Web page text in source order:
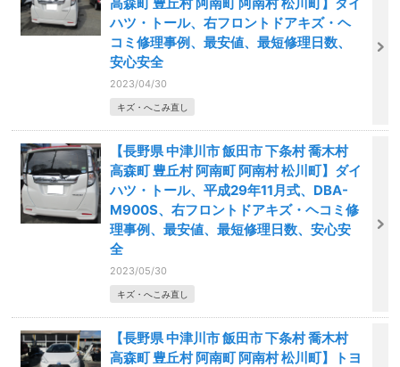
ハツ・トール、右フロントドアキズ・ヘ
コミ修理事例、最安値、最短修理日数、
安心安全
2023/04/30
キズ・へこみ直し
【長野県 中津川市 飯田市 下条村 喬木村
高森町 豊丘村 阿南町 阿南村 松川町】ダイ
ハツ・トール、平成29年11月式、DBA-
M900S、右フロントドアキズ・ヘコミ修
理事例、最安値、最短修理日数、安心安
全
2023/05/30
キズ・へこみ直し
【長野県 中津川市 飯田市 下条村 喬木村
高森町 豊丘村 阿南町 阿南村 松川町】トヨ